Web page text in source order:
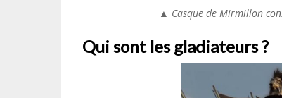
▲ Casque de Mirmillon
Qui sont les gladiateurs ?